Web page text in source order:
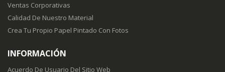
Ventas Corporativas
Calidad De Nuestro Material
Crea Tu Propio Papel Pintado Con Fotos
INFORMACIÓN
Acuerdo De Usuario Del Sitio Web